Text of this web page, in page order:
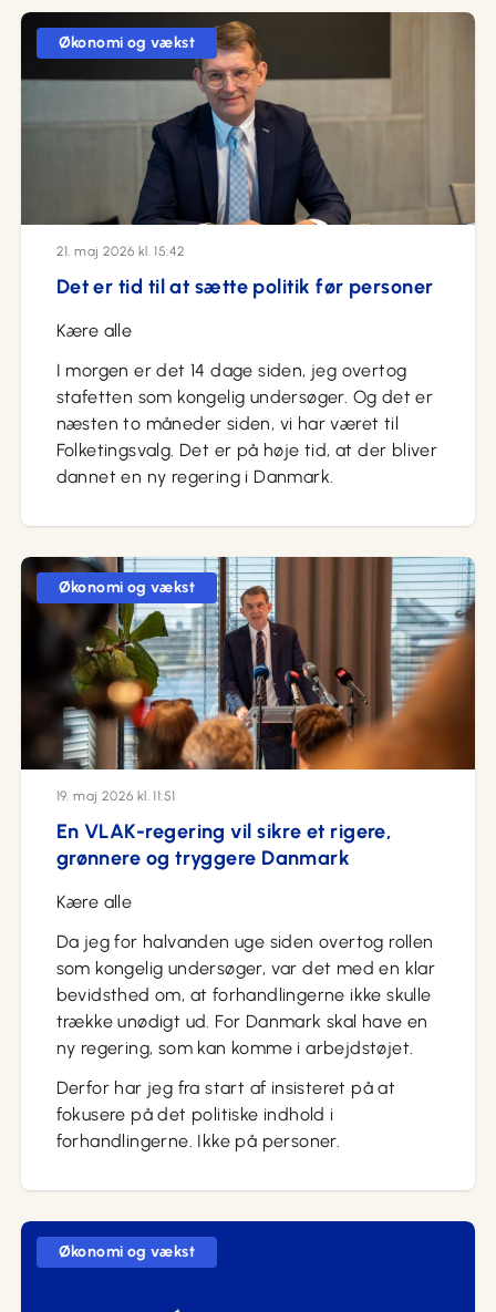
Økonomi og vækst
21. maj 2026 kl. 15:42
Det er tid til at sætte politik før personer
Kære alle
I morgen er det 14 dage siden, jeg overtog
stafetten som kongelig undersøger. Og det er
næsten to måneder siden, vi har været til
Folketingsvalg. Det er på høje tid, at der bliver
dannet en ny regering i Danmark.
Økonomi og vækst
19. maj 2026 kl. 11:51
En VLAK-regering vil sikre et rigere,
grønnere og tryggere Danmark
Kære alle
Da jeg for halvanden uge siden overtog rollen
som kongelig undersøger, var det med en klar
bevidsthed om, at forhandlingerne ikke skulle
trække unødigt ud. For Danmark skal have en
ny regering, som kan komme i arbejdstøjet.
Derfor har jeg fra start af insisteret på at
fokusere på det politiske indhold i
forhandlingerne. Ikke på personer.
Økonomi og vækst